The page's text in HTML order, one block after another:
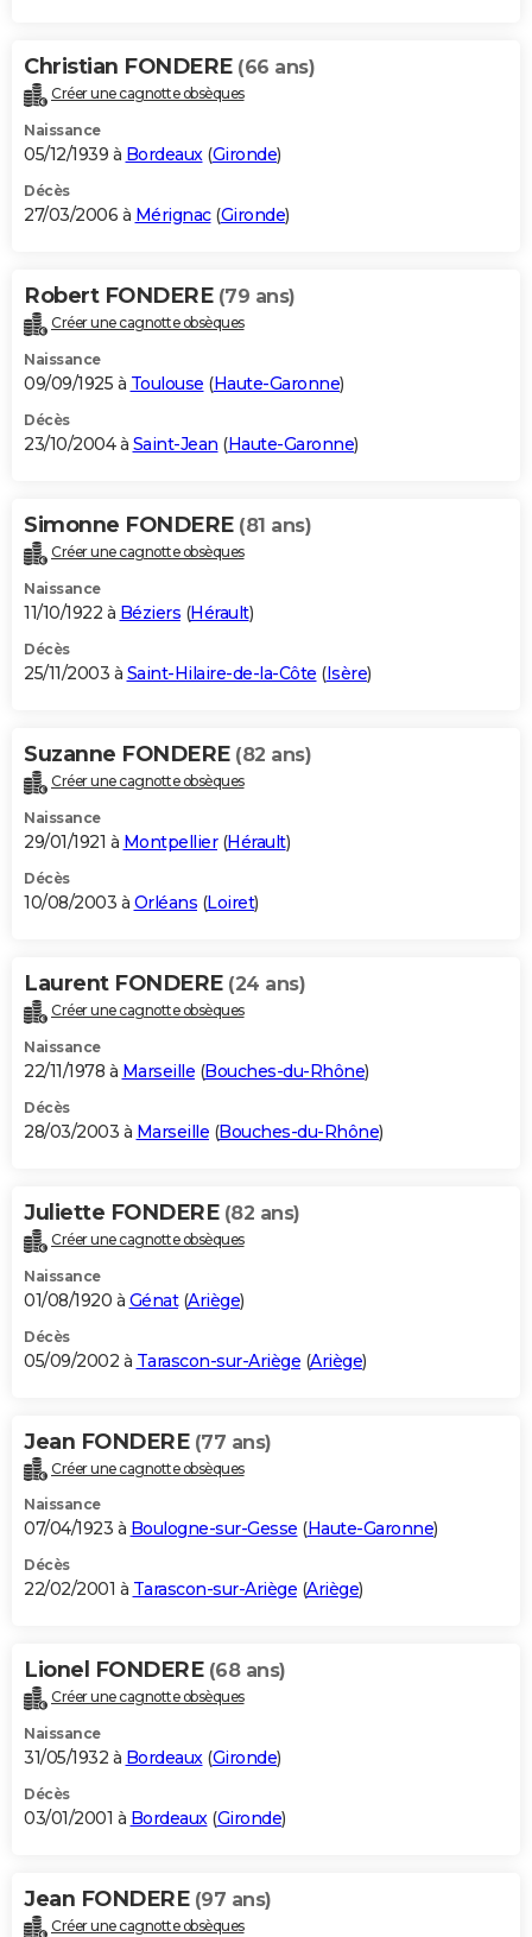
Christian FONDERE (66 ans)
Créer une cagnotte obsèques
Naissance
05/12/1939 à Bordeaux(Gironde)
Décès
27/03/2006 à Mérignac(Gironde)
Robert FONDERE (79 ans)
Créer une cagnotte obsèques
Naissance
09/09/1925 à Toulouse (Haute-Garonne)
Décès
23/10/2004 à Saint-Jean (Haute-Garonne)
Simonne FONDERE (81 ans)
Créer une cagnotte obsèques
Naissance
11/10/1922 à Béziers (Hérault)
Décès
25/11/2003 à Saint-Hilaire-de-la-Côte (Isère)
Suzanne FONDERE (82 ans)
Créer une cagnotte obsèques
Naissance
29/01/1921 à Montpellier(Hérault)
Décès
10/08/2003 à Orléans (Loiret)
Laurent FONDERE (24 ans)
Créer une cagnotte obsèques
Naissance
22/11/1978 à Marseille (Bouches-du-Rhône)
Décès
28/03/2003 à Marseille (Bouches-du-Rhône)
Juliette FONDERE (82 ans)
Créer une cagnotte obsèques
Naissance
01/08/1920 à Génat(Ariège)
Décès
05/09/2002 à Tarascon-sur-Ariège (Ariège)
Jean FONDERE (77 ans)
Créer une cagnotte obsèques
Naissance
07/04/1923 à Boulogne-sur-Gesse (Haute-Garonne)
Décès
22/02/2001 à Tarascon-sur-Ariège (Ariège)
Lionel FONDERE (68 ans)
Créer une cagnotte obsèques
Naissance
31/05/1932 à Bordeaux(Gironde)
Décès
03/01/2001 à Bordeaux(Gironde)
Jean FONDERE (97 ans)
Créer une cagnotte obsèques